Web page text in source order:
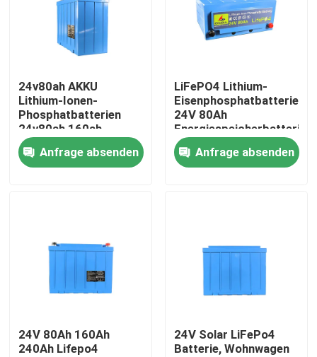
VR Show
Über uns
Fabrik Tour
Qualitätskontrolle
Batterie des Lithium-Ionlifepo4
24v80ah AKKU
Lithium-Ionen-
Phosphatbatterien
24v80ah 160ah
Lifepo4 Batteriepack
Anfrage absenden
LiFePO4 Lithium-
Eisenphosphatbatterie
24V 80Ah
Energiespeicherbatterie
Anfrage absenden
24V 80Ah 160Ah
240Ah Lifepo4
24V Solar LiFePo4
Batterie, Wohnwagen